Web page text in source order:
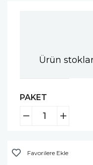
Ürün
PAKET
Favorilere Ekle